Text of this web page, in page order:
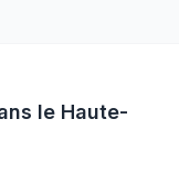
le Haute-